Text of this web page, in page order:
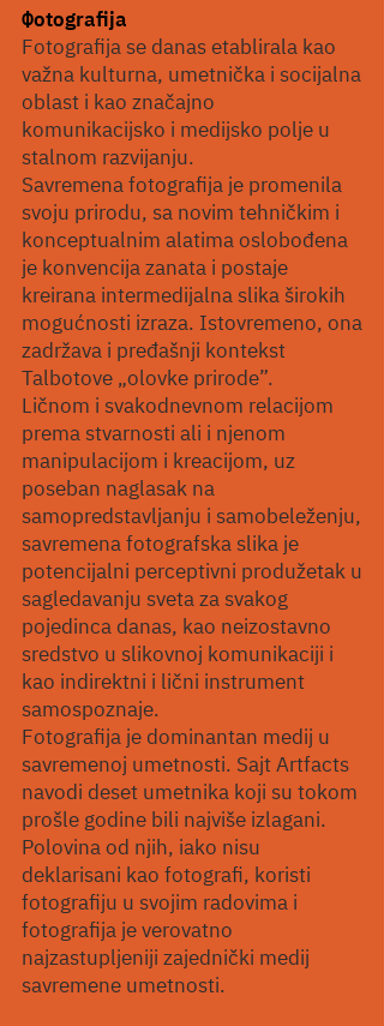
Фotografija
Fotografija se danas etablirala kao
važna kulturna, umetnička i socijalna
oblast i kao značajno
komunikacijsko i medijsko polje u
stalnom razvijanju.
Savremena fotografija je promenila
svoju prirodu, sa novim tehničkim i
konceptualnim alatima oslobođena
je konvencija zanata i postaje
kreirana intermedijalna slika širokih
mogućnosti izraza. Istovremeno, ona
zadržava i pređašnji kontekst
Talbotove „olovke prirode”.
Ličnom i svakodnevnom relacijom
prema stvarnosti ali i njenom
manipulacijom i kreacijom, uz
poseban naglasak na
samopredstavljanju i samobeleženju,
savremena fotografska slika je
potencijalni perceptivni produžetak u
sagledavanju sveta za svakog
pojedinca danas, kao neizostavno
sredstvo u slikovnoj komunikaciji i
kao indirektni i lični instrument
samospoznaje.
Fotografija je dominantan medij u
savremenoj umetnosti. Sajt Artfacts
navodi deset umetnika koji su tokom
prošle godine bili najviše izlagani.
Polovina od njih, iako nisu
deklarisani kao fotografi, koristi
fotografiju u svojim radovima i
fotografija je verovatno
najzastupljeniji zajednički medij
savremene umetnosti.